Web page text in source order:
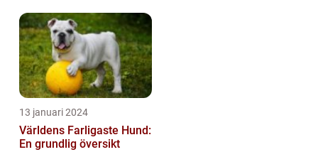
Hundsporter för
Hundälskare
13 januari 2024
Världens Farligaste Hund:
En grundlig översikt